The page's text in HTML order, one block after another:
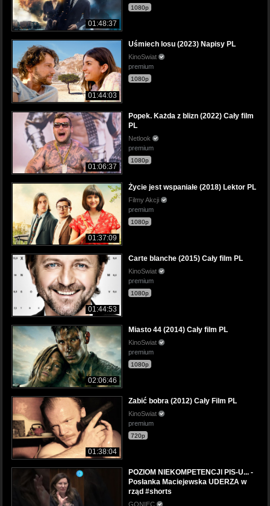
01:48:37
1080p
01:44:03
Uśmiech losu (2023) Napisy PL
KinoSwiat
premium
1080p
01:06:37
Popek. Każda z blizn (2022) Cały film
PL
Netlook
premium
1080p
01:37:09
Życie jest wspaniałe (2018) Lektor PL
Filmy Akcji
premium
1080p
01:44:53
Carte blanche (2015) Cały film PL
KinoSwiat
premium
1080p
02:06:46
Miasto 44 (2014) Cały film PL
KinoSwiat
premium
1080p
01:38:04
Zabić bobra (2012) Cały Film PL
KinoSwiat
premium
720p
POZIOM NIEKOMPETENCJI PIS-U... -
Posłanka Maciejewska UDERZA w
rząd #shorts
GONIEC